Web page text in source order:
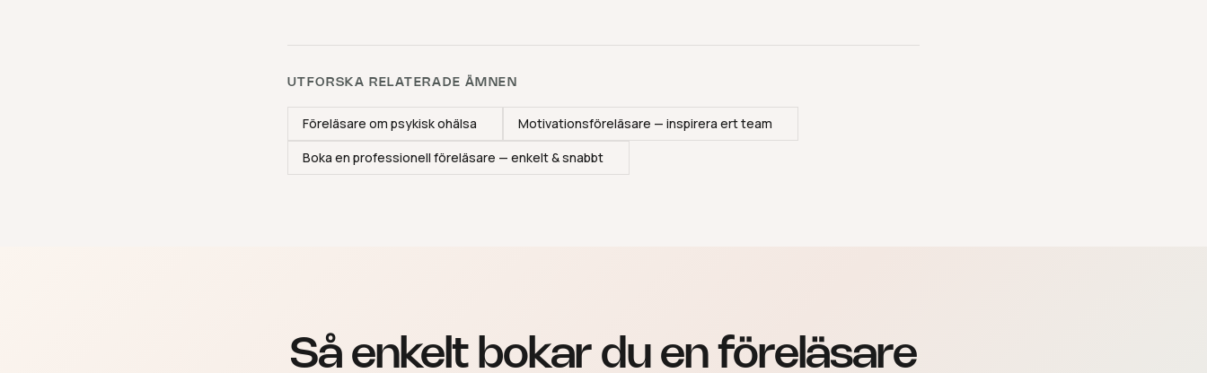
UTFORSKA RELATERADE ÄMNEN
Föreläsare om psykisk ohälsa
Motivationsföreläsare — inspirera ert team
Boka en professionell föreläsare — enkelt & snabbt
Så enkelt bokar du en föreläsare